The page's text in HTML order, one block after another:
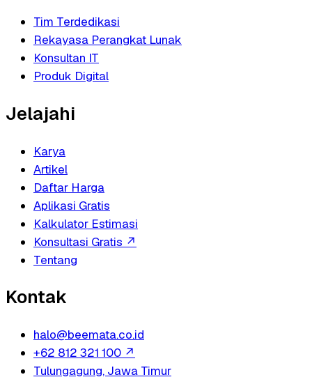
Tim Terdedikasi
Rekayasa Perangkat Lunak
Konsultan IT
Produk Digital
Jelajahi
Karya
Artikel
Daftar Harga
Aplikasi Gratis
Kalkulator Estimasi
Konsultasi Gratis ↗
Tentang
Kontak
halo@beemata.co.id
+62 812 321 100 ↗
Tulungagung, Jawa Timur